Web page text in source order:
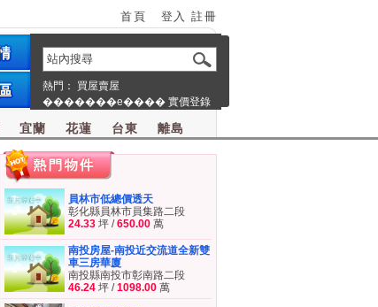
首頁 登入 註冊
熱門： 買屋賣屋
�������e���� 實價登錄
宜蘭 花蓮 台東 離島
員林市低總價透天
彰化縣員林市員集路二段
24.33 坪 /650.00 萬
南投房屋-南投近交流道全新雙
車三房華廈
南投縣南投市彰南路二段
46.24 坪 /1098.00 萬